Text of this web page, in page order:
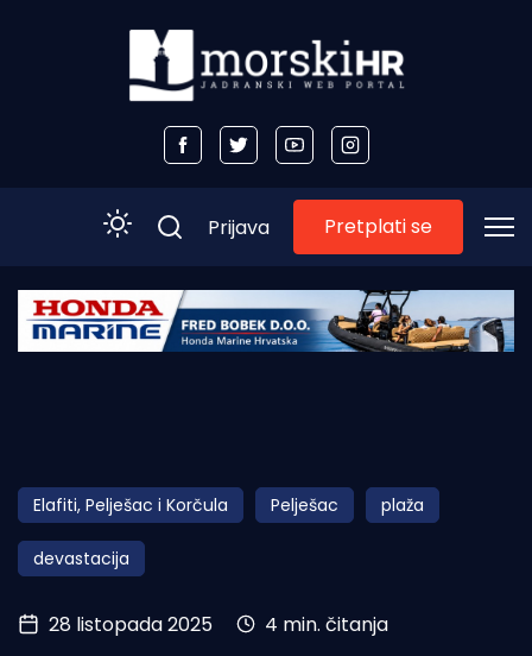
Početna
Obala
Otoci
Turizam i nautika
Pomorstvo
Prijava Pretplati se
Elafiti, Pelješac i Korčula Pelješac plaža
devastacija
28 listopada 2025 4 min. čitanja